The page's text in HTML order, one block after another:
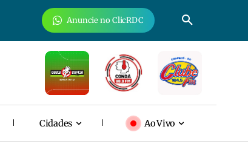
Anuncie no ClicRDC
Cidades Ao Vivo